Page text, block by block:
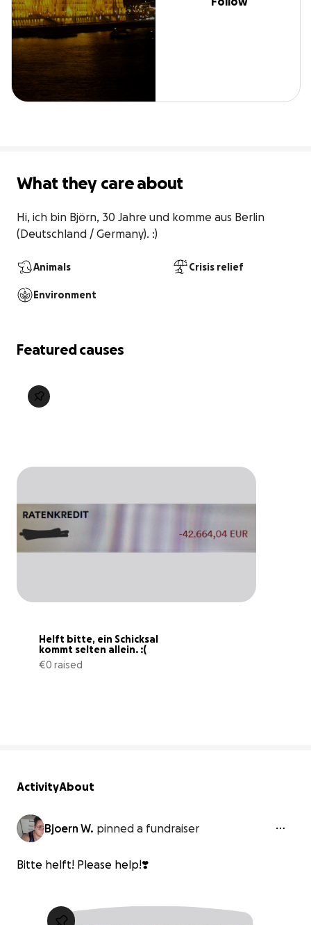
What they care about
Hi, ich bin Björn, 30 Jahre und komme aus Berlin
(Deutschland / Germany). :)
Animals Crisis relief
Environment
Featured causes
Helft bitte, ein Schicksal
kommt selten allein. :(
€0 raised
ActivityAbout
Bjoern W. pinned a fundraiser
Bitte helft! Please help!❣️